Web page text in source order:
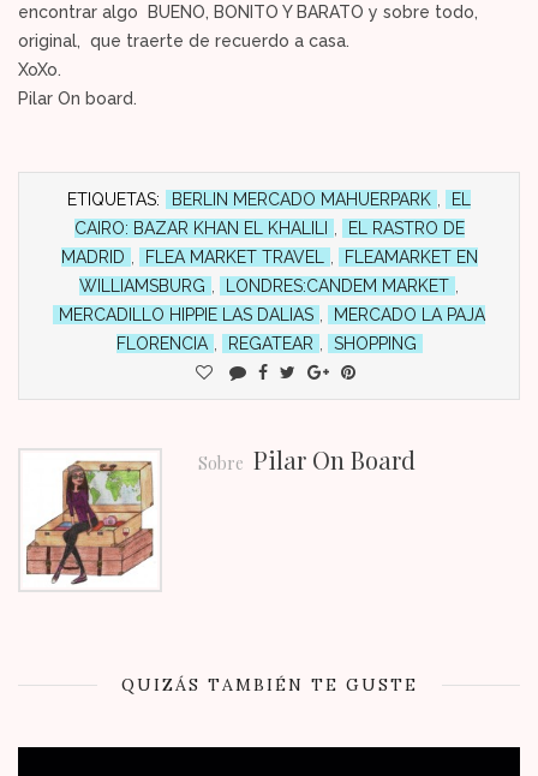
encontrar algo BUENO, BONITO Y BARATO y sobre todo,
original, que traerte de recuerdo a casa.
XoXo.
Pilar On board.
ETIQUETAS: BERLIN MERCADO MAHUERPARK
EL
CAIRO: BAZAR KHAN EL KHALILI
EL RASTRO DE
MADRID
FLEA MARKET TRAVEL
FLEAMARKET EN
WILLIAMSBURG
LONDRES:CANDEM MARKET
MERCADILLO HIPPIE LAS DALIAS
MERCADO LA PAJA
FLORENCIA
REGATEAR SHOPPING
Sobre Pilar On Board
QUIZÁS TAMBIÉN TE GUSTE